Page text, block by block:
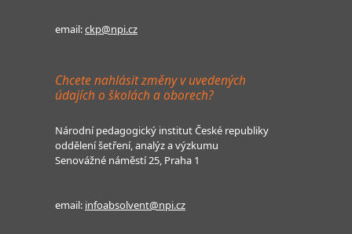
email:ckp@npi.cz
Chcete nahlásit změny v uvedených
údajích o školách a oborech?
Národní pedagogický institut České republiky
oddělení šetření, analýz a výzkumu
Senovážné náměstí 25, Praha 1
email: infoabsolvent@npi.cz